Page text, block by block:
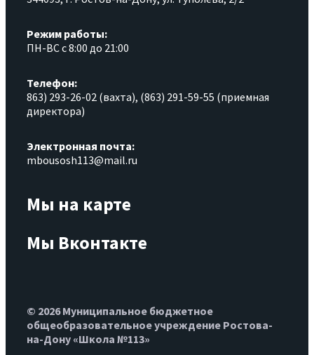
Режим работы:
ПН-ВС с 8:00 до 21:00
Телефон:
863) 293-26-02 (вахта), (863) 291-59-55 (приемная
директора)
Электронная почта:
mbousosh113@mail.ru
Мы на карте
Мы Вконтакте
© 2026 Муниципальное бюджетное
общеобразовательное учреждение Ростова-
на-Дону «Школа №113»